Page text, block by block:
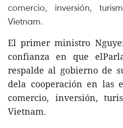
comercio, inversión,
Vietnam.
El primer ministro
confianza en que
respalde al gobierno de
dela cooperación en las
comercio, inversión,
Vietnam.